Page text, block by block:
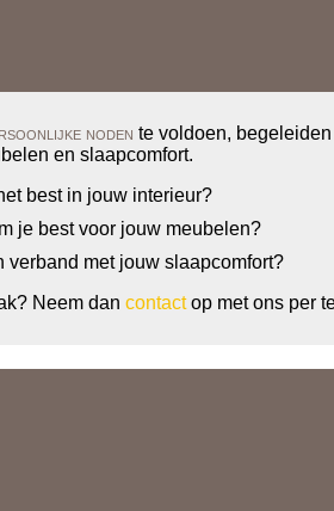
noden te voldoen,
en slaapcomfort.
best in jouw interieur?
je best voor jouw meubelen?
verband met jouw slaapcomfort?
Neem dan contactop met ons per